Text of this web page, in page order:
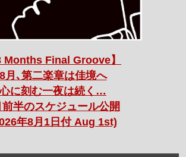
Months Final Groove】
8月､第二楽章は佳境へ
心に刻む一夜は続く…
前半のスケジュール公開
年8月1日付 Aug 1st)